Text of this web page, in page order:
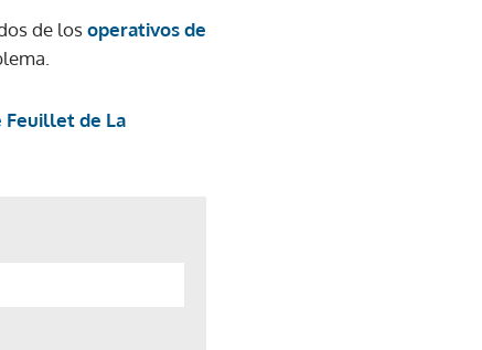
de losoperativos de
Feuillet de La